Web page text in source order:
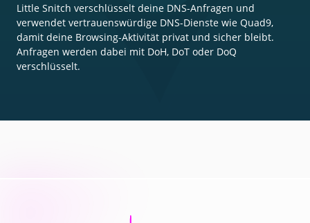
Little Snitch verschlüsselt deine DNS-Anfragen und
verwendet vertrauenswürdige DNS-Dienste wie Quad9,
damit deine Browsing-Aktivität privat und sicher bleibt.
Anfragen werden dabei mit DoH, DoT oder DoQ
verschlüsselt.